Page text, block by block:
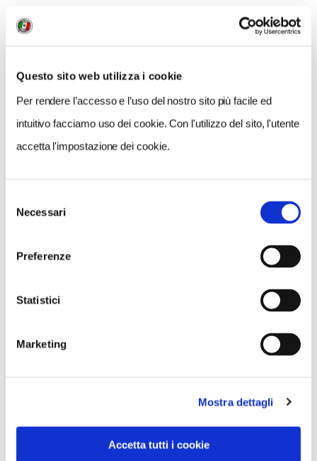
Questo sito web utilizza i cookie
Per rendere l’accesso e l’uso del nostro sito più facile ed
intuitivo facciamo uso dei cookie. Con l'utilizzo del sito, l'utente
accetta l'impostazione dei cookie.
delNecessari
Preferenze
Statistici
Marketing
Mostra dettagli
Accetta tutti i cookie